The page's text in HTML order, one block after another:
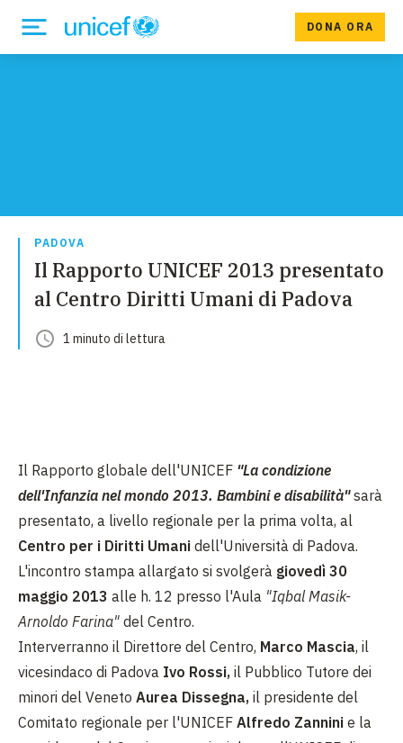
DONA ORA
PADOVA
Il Rapporto UNICEF 2013 presentato
al Centro Diritti Umani di Padova
1 minuto di lettura
Il Rapporto globale dell'UNICEF "La condizione
dell'Infanzia nel mondo 2013. Bambini e disabilità"sarà
presentato, a livello regionale per la prima volta, al
Centro per i Diritti Umani dell'Università di Padova.
L'incontro stampa allargato si svolgerà giovedì 30
maggio 2013 alle h. 12 presso l'Aula "Iqbal Masik-
Arnoldo Farina" del Centro.
Interverranno il Direttore del Centro, Marco Mascia, il
vicesindaco di Padova Ivo Rossi, il Pubblico Tutore dei
minori del Veneto Aurea Dissegna, il presidente del
Comitato regionale per l'UNICEF Alfredo Zannini e la